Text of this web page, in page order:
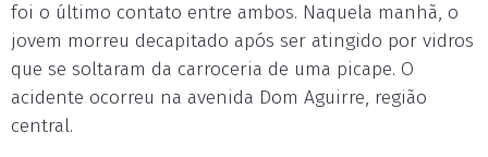
foi o último contato entre ambos. Naquela manhã, o
jovem morreu decapitado após ser atingido por vidros
que se soltaram da carroceria de uma picape. O
acidente ocorreu na avenida Dom Aguirre, região
central.